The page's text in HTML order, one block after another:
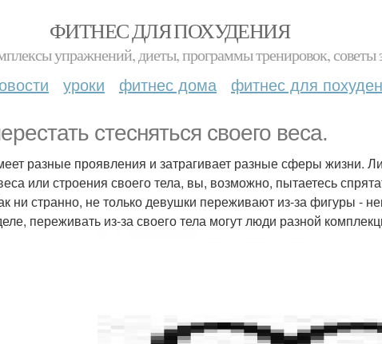
ФИТНЕС ДЛЯ ПОХУДЕНИЯ
упражнений, диеты, программы тренировок, советы
уроки фитнес дома фитнес для
стесняться своего веса.
разные проявления и затрагивает разные сферы жизни.
или строения своего тела, вы, возможно, пытаетесь
ни странно, не только девушки переживают из-за фигуры -
переживать из-за своего тела могут люди разной